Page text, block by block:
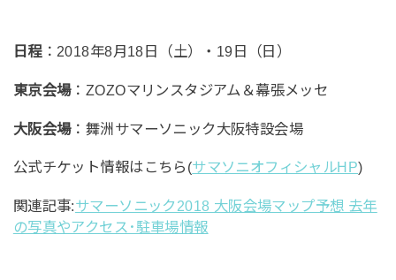
日程：2018年8月18日（土）・19日（日）
東京会場：ZOZOマリンスタジアム＆幕張メッセ
大阪会場：舞洲サマーソニック大阪特設会場
公式チケット情報はこちら(サマソニオフィシャルHP)
関連記事:サマーソニック2018 大阪会場マップ予想 去年
の写真やアクセス･駐車場情報